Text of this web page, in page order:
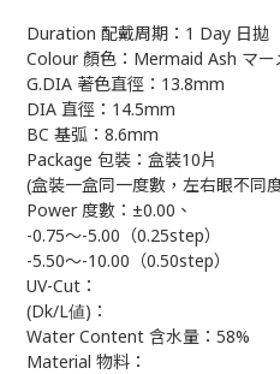
Duration 配戴周期：1 Day 日拋
Colour 顏色：Mermaid Ash マー
G.DIA 著色直徑：13.8mm
DIA 直徑：14.5mm
BC 基弧：8.6mm
Package 包裝：盒裝10片
(盒裝一盒同一度數，左右眼不同
Power 度數：±0.00、
-0.75～-5.00（0.25step）
-5.50～-10.00（0.50step）
UV-Cut：
(Dk/L値)：
Water Content 含水量：58%
Material 物料：